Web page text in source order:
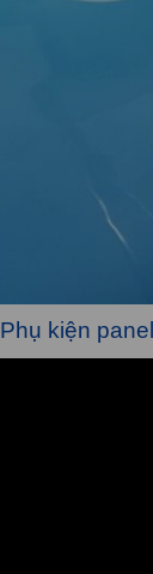
Phụ kiện panel